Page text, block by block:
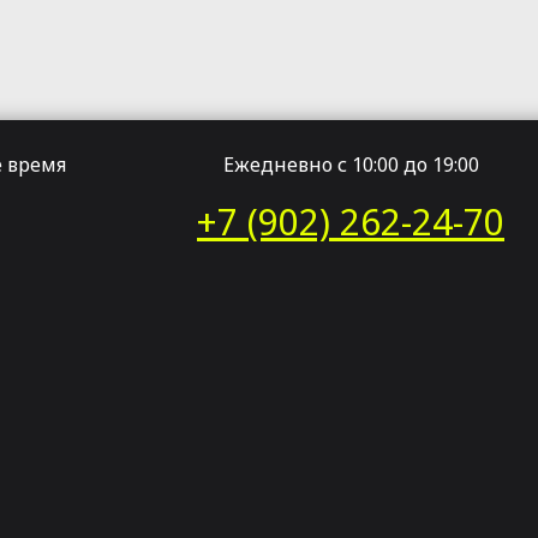
время Ежедневно с 10:00 до 19:00
+7 (902) 262-24-70
и фотограф
стиль в руках профессионала
образ и запечатлеть его в лучших традициях
люблю свою работу?